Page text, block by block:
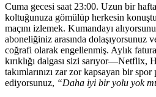
Cuma gecesi saat 23:00. Uzun bir
koltuğunuza gömülüp herkesin
maçını izlemek. Kumandayı
aboneliğiniz arasında dolaşıyorsunuz
coğrafi olarak engellenmiş. Aylık
kırıklığı dalgası sizi sarıyor—Netflix,
takımlarınızı zar zor kapsayan bir
ediyorsunuz, “Daha iyi bir yolu yok